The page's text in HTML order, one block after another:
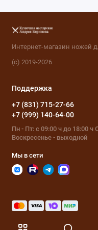
Интернет-магазин ножей
(с) 2019-2026
Поддержка
+7 (831) 715-27-66
+7 (999) 140-64-00
Пн - Пт: с 09:00 ч до 18:00 ч
Воскресенье - выходной
Мы в сети